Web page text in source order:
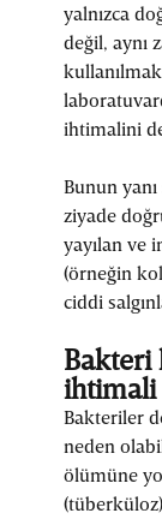
yalnızca
değil, aynı
ihtimalini
Bunun
ziyade
yayılan ve
(örneğin
ciddi
Bakteri
ihtimali
Bakteriler
neden
ölümüne